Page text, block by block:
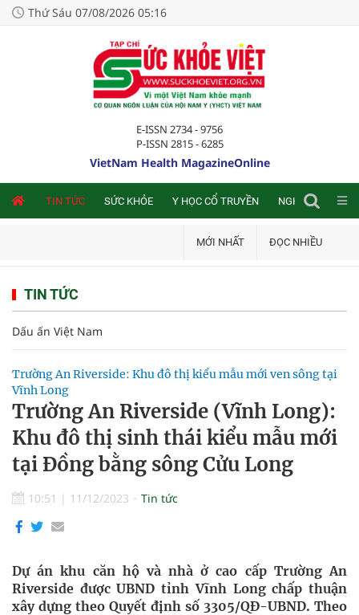
Thứ Sáu 07/08/2026 05:16
E-ISSN 2734 - 9756
P-ISSN 2815 - 6285
VietNam Health MagazineOnline
TIN TỨC SỨC KHỎE Y HỌC CỔ TRUYỀN NGHIÊN CỨU
MỚI NHẤT ĐỌC NHIỀU
TIN TỨC
Dấu ấn Việt Nam
Trường An Riverside: Khu đô thị kiểu mẫu mới ven sông tại
Vĩnh Long
Trường An Riverside (Vĩnh Long):
Khu đô thị sinh thái kiểu mẫu mới
tại Đồng bằng sông Cửu Long
10:51 | 11/12/2023 Tin tức
Dự án khu căn hộ và nhà ở cao cấp Trường An
Riverside được UBND tỉnh Vĩnh Long chấp thuận
xây dựng theo Quyết định số 3305/QĐ-UBND. Theo